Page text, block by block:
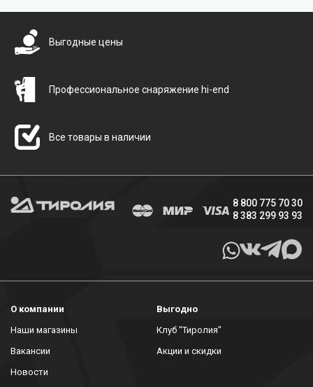
Выгодные цены
Профессиональное снаряжение hi-end
Все товары в наличии
8 800 775 70 30
8 383 299 93 93
О компании
Наши магазины
Вакансии
Новости
Выгодно
Клуб "Тиролия"
Акции и скидки